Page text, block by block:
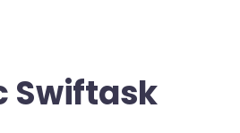
Swiftask